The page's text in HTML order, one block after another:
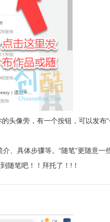
头像旁，有一个按钮，可以发布
、具体步骤等。“随笔”更随意一
随笔吧！！拜托了！!！